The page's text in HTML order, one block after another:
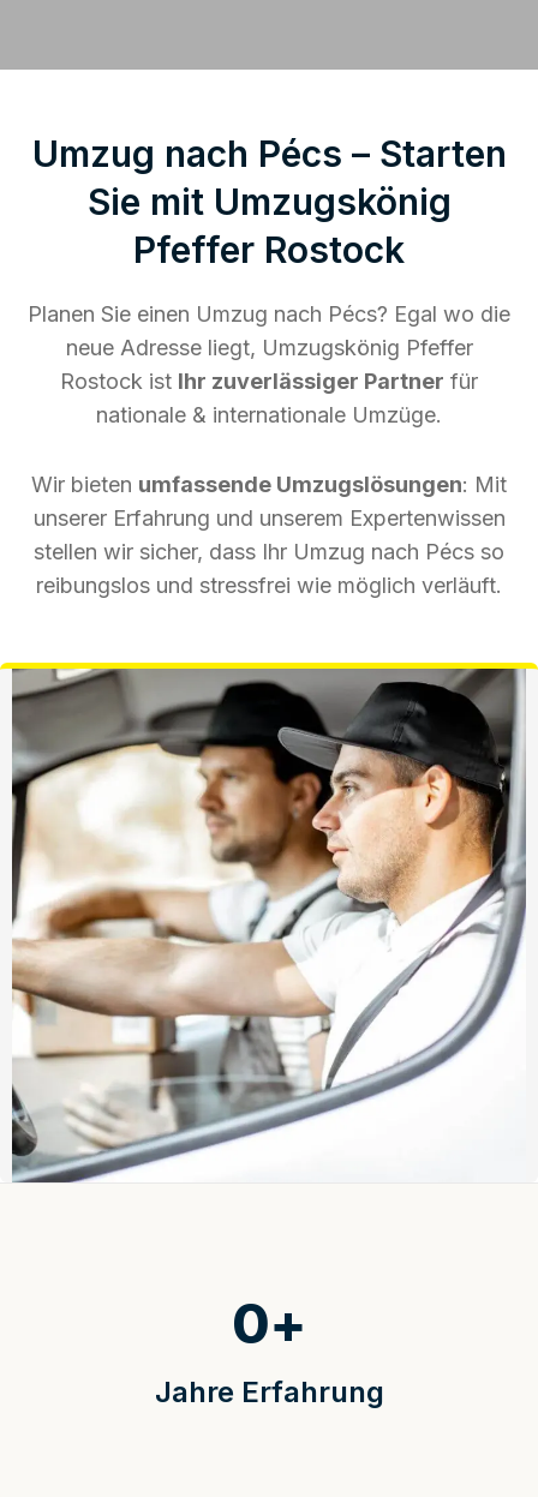
Umzug nach Pécs – Starten
Sie mit Umzugskönig
Pfeffer Rostock
Planen Sie einen Umzug nach Pécs? Egal wo die
neue Adresse liegt, Umzugskönig Pfeffer
Rostock ist Ihr zuverlässiger Partner für
nationale & internationale Umzüge.
Wir bieten umfassende Umzugslösungen: Mit
unserer Erfahrung und unserem Expertenwissen
stellen wir sicher, dass Ihr Umzug nach Pécs so
reibungslos und stressfrei wie möglich verläuft.
Jahre Erfahrung
0+